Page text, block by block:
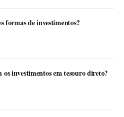
formas de investimentos?
investimentos em tesouro direto?